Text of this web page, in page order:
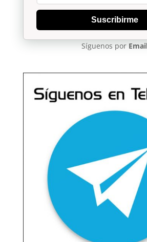
Suscribirme
Síguenos por Email